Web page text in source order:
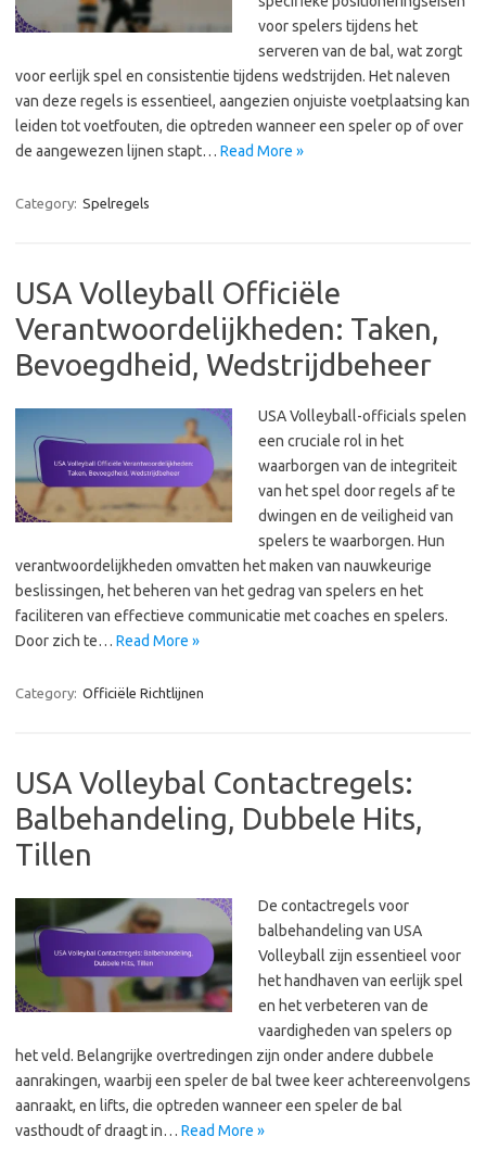
voor spelers tijdens het
serveren van de bal, wat zorgt
voor eerlijk spel en consistentie tijdens wedstrijden. Het naleven
van deze regels is essentieel, aangezien onjuiste voetplaatsing kan
leiden tot voetfouten, die optreden wanneer een speler op of over
de aangewezen lijnen stapt… Read More »
Category: Spelregels
USA Volleyball Officiële
Verantwoordelijkheden: Taken,
Bevoegdheid, Wedstrijdbeheer
USA Volleyball-officials spelen
een cruciale rol in het
waarborgen van de integriteit
van het spel door regels af te
dwingen en de veiligheid van
spelers te waarborgen. Hun
verantwoordelijkheden omvatten het maken van nauwkeurige
beslissingen, het beheren van het gedrag van spelers en het
faciliteren van effectieve communicatie met coaches en spelers.
Door zich te… Read More »
Category: Officiële Richtlijnen
USA Volleybal Contactregels:
Balbehandeling, Dubbele Hits,
Tillen
De contactregels voor
balbehandeling van USA
Volleyball zijn essentieel voor
het handhaven van eerlijk spel
en het verbeteren van de
vaardigheden van spelers op
het veld. Belangrijke overtredingen zijn onder andere dubbele
aanrakingen, waarbij een speler de bal twee keer achtereenvolgens
aanraakt, en lifts, die optreden wanneer een speler de bal
vasthoudt of draagt in… Read More »